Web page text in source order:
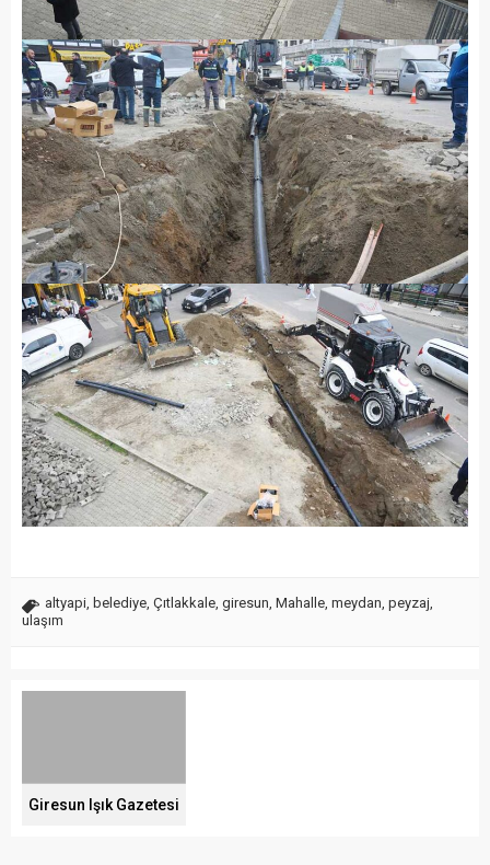
altyapi, belediye, Çıtlakkale, giresun, Mahalle, meydan, peyzaj,
ulaşım
Giresun Işık Gazetesi